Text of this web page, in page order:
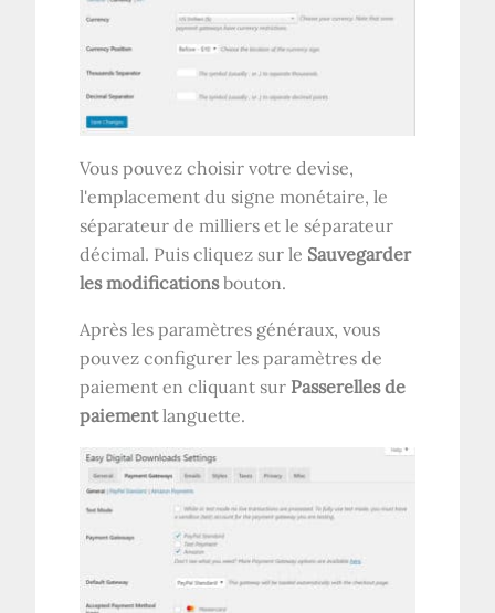
Vous pouvez choisir votre devise,
l'emplacement du signe monétaire, le
séparateur de milliers et le séparateur
décimal. Puis cliquez sur le Sauvegarder
les modificationsbouton.
Après les paramètres généraux, vous
pouvez configurer les paramètres de
paiement en cliquant sur Passerelles de
paiementlanguette.